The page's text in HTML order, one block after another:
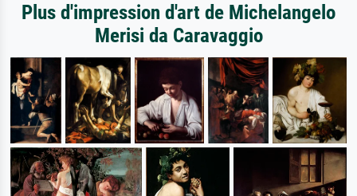
Plus d'impression d'art de Michelangelo
Merisi da Caravaggio